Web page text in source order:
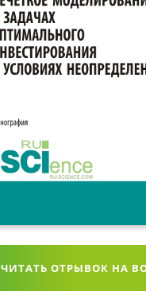
ЧИТАТЬ ОТРЫВОК НА